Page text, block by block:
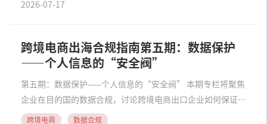
2026-07-17
跨境电商出海合规指南第五期：数据保护
——个人信息的“安全阀”
第五期：数据保护——个人信息的“安全阀” 本期专栏将聚焦
企业在目的国的数据合规，讨论跨境电商出口企业如何保证自
己在出海时所收集到的线上个人信息数据符合目的国法律规
跨境电商 数据合规